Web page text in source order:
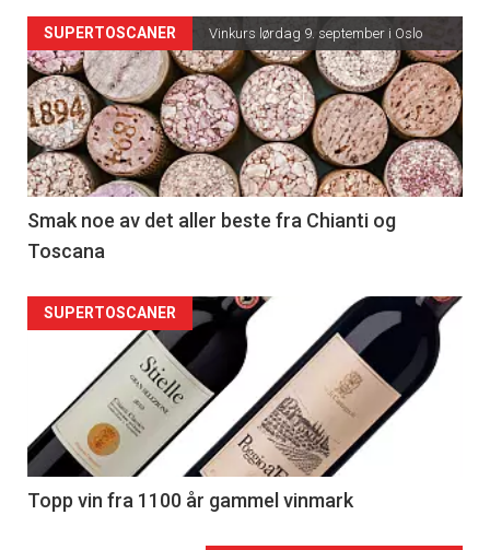
SUPERTOSCANER Vinkurs lørdag 9. september i Oslo
Smak noe av det aller beste fra Chianti og
Toscana
SUPERTOSCANER
Topp vin fra 1100 år gammel vinmark